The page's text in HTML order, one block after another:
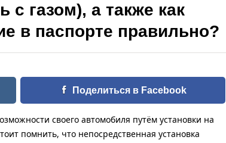
с газом), а также как
в паспорте правильно?
Поделиться в Facebook
своего автомобиля путём установки на
помнить, что непосредственная установка